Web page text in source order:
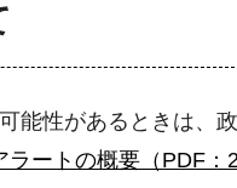
能性があるときは、
ラートの概要（PDF：